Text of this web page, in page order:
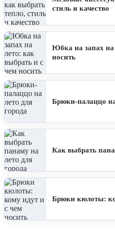
стиль и качество
Юбка на запах на
носить
Брюки-палаццо
Как выбрать
Брюки кюлоты: